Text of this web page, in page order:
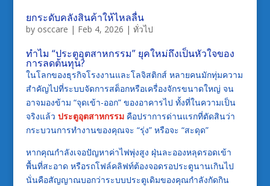
ยกระดับคลังสินค้าให้ไหลลื่น
by osccare | Feb 4, 2026 | ทั่วไป
ทำไม “ประตูอุตสาหกรรม” ยุคใหม่ถึงเป็นหัวใจของ
การลดต้นทุน?
ในโลกของธุรกิจโรงงานและโลจิสติกส์ หลายคนมักทุ่มความ
สำคัญไปที่ระบบจัดการสต็อกหรือเครื่องจักรขนาดใหญ่ จน
อาจมองข้าม “จุดเข้า-ออก” ของอาคารไป ทั้งที่ในความเป็น
จริงแล้ว ประตูอุตสาหกรรม คือปราการด่านแรกที่ตัดสินว่า
กระบวนการทำงานของคุณจะ “รุ่ง” หรือจะ “สะดุด”
หากคุณกำลังเจอปัญหาค่าไฟพุ่งสูง ฝุ่นละอองหลุดรอดเข้า
พื้นที่สะอาด หรือรถโฟล์คลิฟท์ต้องจอดรอประตูนานเกินไป
นั่นคือสัญญาณบอกว่าระบบประตูเดิมของคุณกำลังกัดกิน